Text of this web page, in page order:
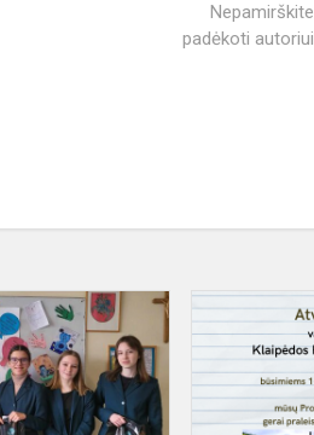
Nepamirškite
padėkoti autoriui
Saugesnio
interneto
2024